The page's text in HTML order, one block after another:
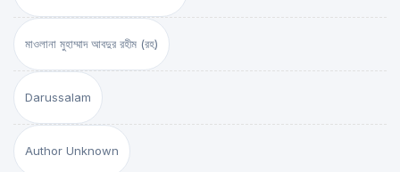
মাওলানা মুহাম্মাদ আবদুর রহীম (রহ)
Darussalam
Author Unknown